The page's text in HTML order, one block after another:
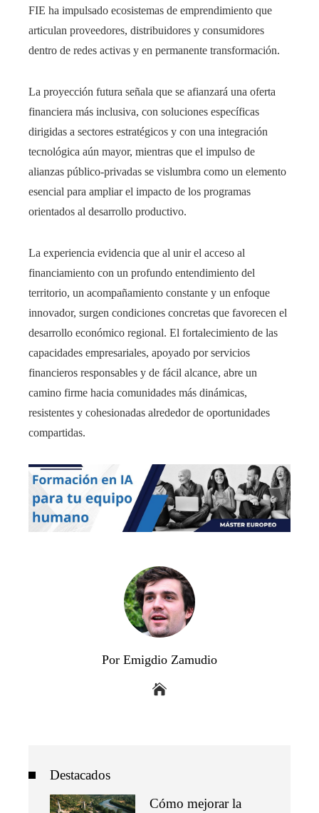
FIE ha impulsado ecosistemas de emprendimiento que
articulan proveedores, distribuidores y consumidores
dentro de redes activas y en permanente transformación.
La proyección futura señala que se afianzará una oferta
financiera más inclusiva, con soluciones específicas
dirigidas a sectores estratégicos y con una integración
tecnológica aún mayor, mientras que el impulso de
alianzas público-privadas se vislumbra como un elemento
esencial para ampliar el impacto de los programas
orientados al desarrollo productivo.
La experiencia evidencia que al unir el acceso al
financiamiento con un profundo entendimiento del
territorio, un acompañamiento constante y un enfoque
innovador, surgen condiciones concretas que favorecen el
desarrollo económico regional. El fortalecimiento de las
capacidades empresariales, apoyado por servicios
financieros responsables y de fácil alcance, abre un
camino firme hacia comunidades más dinámicas,
resistentes y cohesionadas alrededor de oportunidades
compartidas.
Por Emigdio Zamudio
Destacados
Cómo mejorar la